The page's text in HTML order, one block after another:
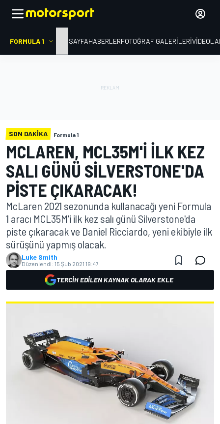
FORMULA 1 ANA SAYFAHABERLERFOTOĞRAF GALERILERI
SON DAKIKA Formula 1
MCLAREN, MCL35M'I ILK KEZ
SALI GÜNÜ SILVERSTONE'DA
PISTE ÇIKARACAK!
McLaren 2021 sezonunda kullanacağı yeni Formula
1 aracı MCL35M'i ilk kez salı günü Silverstone'da
piste çıkaracak ve Daniel Ricciardo, yeni ekibiyle ilk
sürüşünü yapmış olacak.
Luke Smith
Düzenlendi: 15 Şub 2021 19:47
TERCIH EDILEN KAYNAK OLARAK EKLE